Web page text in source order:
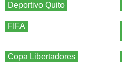
Deportivo Quito
FIFA
Copa Libertadores